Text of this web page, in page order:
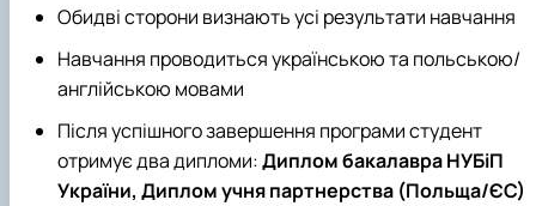
Обидві сторони визнають усі результати навчання
Навчання проводиться українською та польською/
англійською мовами
Після успішного завершення програми студент
отримує два дипломи:Диплом бакалавра НУБіП
України, Диплом учня партнерства (Польща/ЄС)